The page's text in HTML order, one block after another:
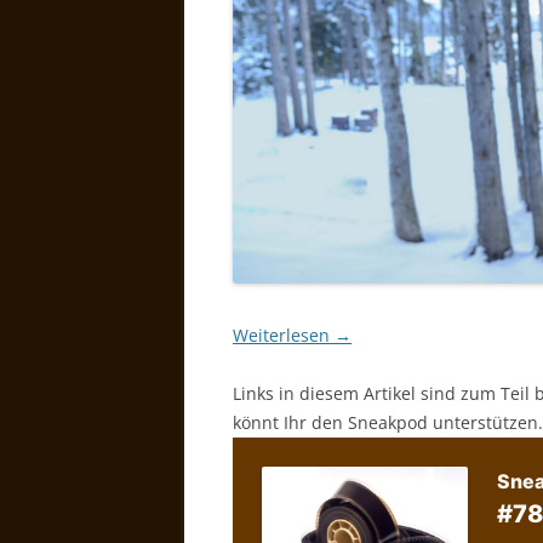
Weiterlesen →
Links in diesem Artikel sind zum Teil
könnt Ihr den Sneakpod unterstützen.